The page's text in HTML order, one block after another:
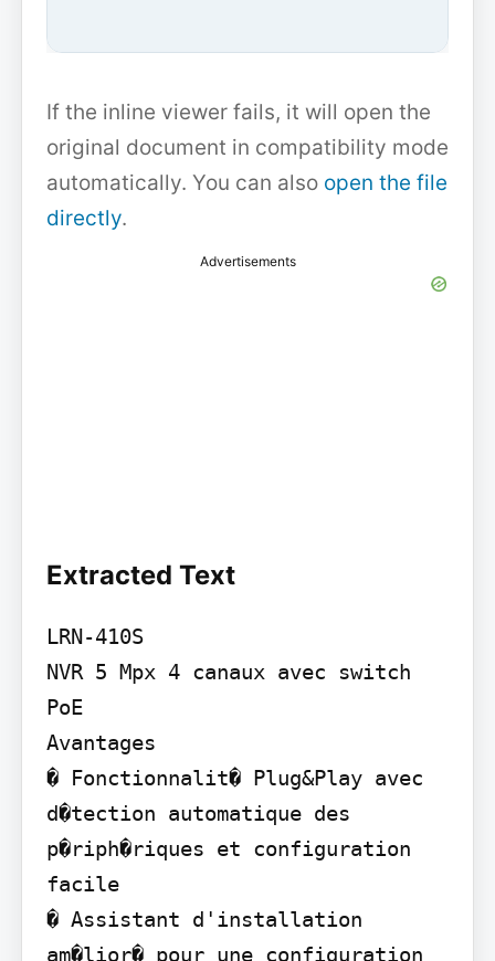
If the inline viewer fails, it will open the
original document in compatibility mode
automatically. You can also open the file
directly.
Advertisements
Extracted Text
LRN-410S
NVR 5 Mpx 4 canaux avec switch
PoE
Avantages
� Fonctionnalit� Plug&Play avec
d�tection automatique des
p�riph�riques et configuration
facile
� Assistant d'installation
am�lior� pour une configuration